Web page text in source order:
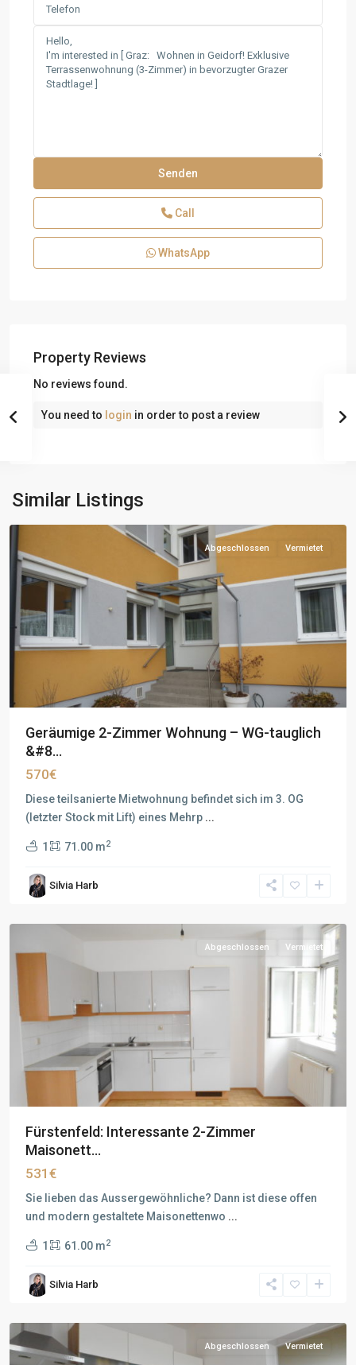
Call
WhatsApp
Property Reviews
No reviews found.
You need to login in order to post a review
Similar Listings
Abgeschlossen Vermietet
Geräumige 2-Zimmer Wohnung – WG-tauglich
&#8...
570€
Diese teilsanierte Mietwohnung befindet sich im 3. OG
(letzter Stock mit Lift) eines Mehrp ...
1 71.00 m2
Silvia Harb
Abgeschlossen Vermietet
Fürstenfeld: Interessante 2-Zimmer
Maisonett...
531€
Sie lieben das Aussergewöhnliche? Dann ist diese offen
und modern gestaltete Maisonettenwo ...
1 61.00 m2
Silvia Harb
Abgeschlossen Vermietet